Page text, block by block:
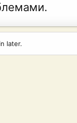
later.